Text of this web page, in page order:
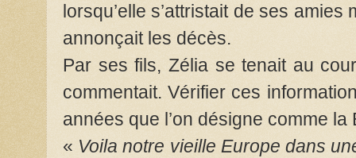
lorsqu’elle s’attristait de ses
annonçait les décès.
Par ses fils, Zélia se tenait au
commentait. Vérifier ces
années que l’on désigne comme la
« Voila notre vieille Europe dans